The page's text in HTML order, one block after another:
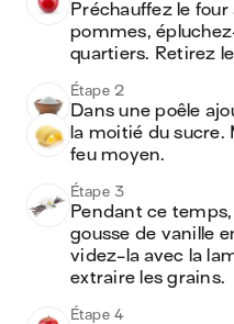
Préchauffez le
pommes,
quartiers. Retirez
Étape 2
Dans une poêle
la moitié du sucre.
feu moyen.
Étape 3
Pendant ce
gousse de vanille
videz-la avec la
extraire les grains.
Étape 4